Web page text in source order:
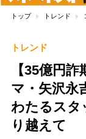
トップ トレンド
トレンド
【35億円
マ・矢沢
わたるスタ
り越えて